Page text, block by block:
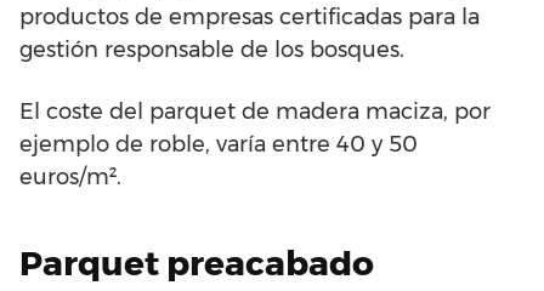
productos de empresas certificadas para la
gestión responsable de los bosques.
El coste del parquet de madera maciza, por
ejemplo de roble, varía entre 40 y 50
euros/m².
Parquet preacabado